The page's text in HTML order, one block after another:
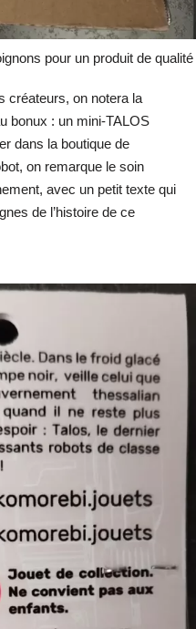
pour un produit de qualité
créateurs, on notera la
bonux : un mini-TALOS
dans la boutique de
on remarque le soin
avec un petit texte qui
de l’histoire de ce